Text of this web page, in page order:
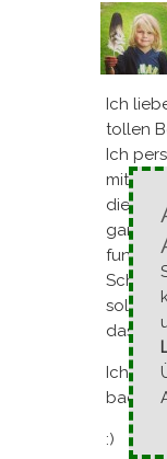
Ich
tollen
Ich
mit
die
ganz
Schale
soll
das
Ich
backe
:)